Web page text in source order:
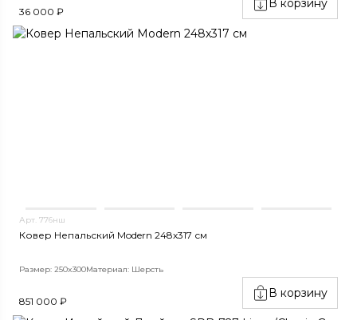
36 000 ₽
Арт. 776нш
Ковер Непальский Modern 248x317 см
Размер: 250x300Материал: Шерсть
851 000 ₽
В корзину